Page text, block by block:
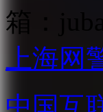
箱：
上海网
中国互